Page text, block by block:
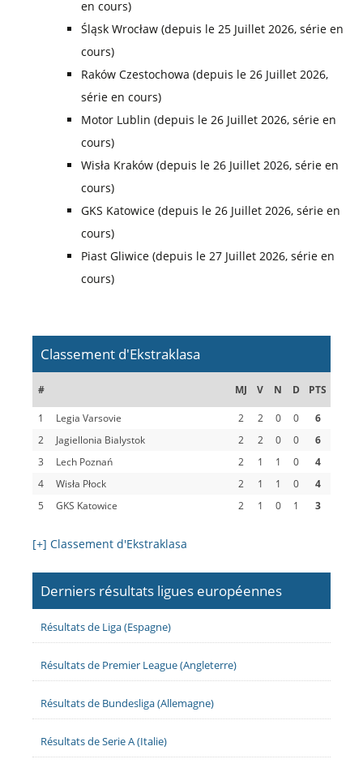
en cours)
Śląsk Wrocław (depuis le 25 Juillet 2026, série en
cours)
Raków Czestochowa (depuis le 26 Juillet 2026,
série en cours)
Motor Lublin (depuis le 26 Juillet 2026, série en
cours)
Wisła Kraków (depuis le 26 Juillet 2026, série en
cours)
GKS Katowice (depuis le 26 Juillet 2026, série en
cours)
Piast Gliwice (depuis le 27 Juillet 2026, série en
cours)
Classement d'Ekstraklasa
# MJ V N D PTS
1 Legia Varsovie 2 2 0 0
6
2
Jagiellonia Bialystok 2 2 0 0
6
3
Lech Poznań 2 1 1 0
4
4
Wisła Płock 2 1 1 0
4
5
GKS Katowice 2 1 0 1 3
[+] Classement d'Ekstraklasa
Derniers résultats ligues européennes
Résultats de Liga (Espagne)
Résultats de Premier League (Angleterre)
Résultats de Bundesliga (Allemagne)
Résultats de Serie A (Italie)